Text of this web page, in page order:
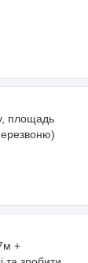
площадь
+